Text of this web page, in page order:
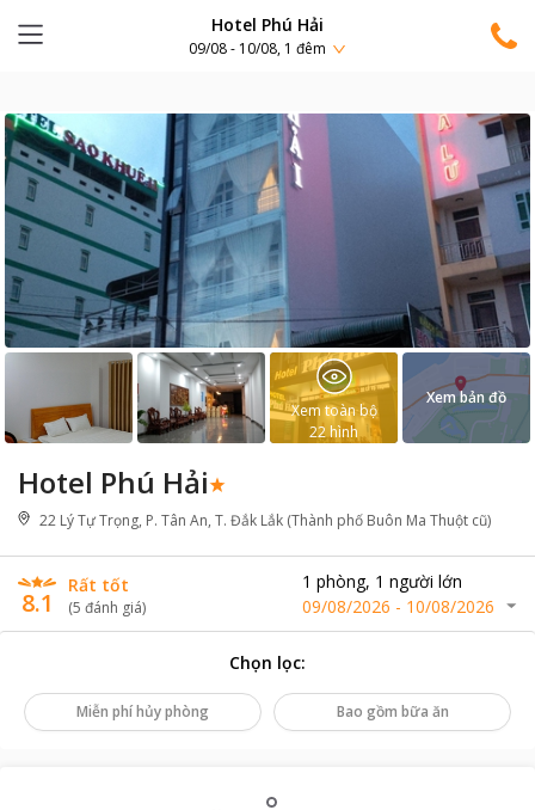
Hotel Phú Hải
09/08 - 10/08, 1 đêm
Hotel Phú Hải
22 Lý Tự Trọng, P. Tân An, T. Đắk Lắk (Thành phố Buôn Ma Thuột cũ)
8.1
Rất tốt
(5 đánh giá)
1 phòng, 1 người lớn
09/08/2026 - 10/08/2026
Xem toàn bộ
22hình
Xem bản đồ
Chọn lọc:
Miễn phí hủy phòng Bao gồm bữa ăn